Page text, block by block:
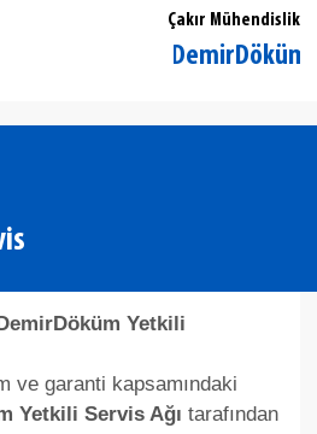
Çakır Mühendislik
İstanbul Eyüp DemirDöküm
Yetkili
ve garanti kapsamındaki
Yetkili Servis Ağı tarafından